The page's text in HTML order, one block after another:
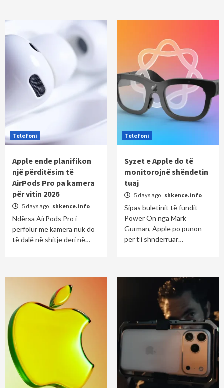
Telefoni
Apple ende planifikon
një përditësim të
AirPods Pro pa kamera
për vitin 2026
5 days ago shkence.info
Ndërsa AirPods Pro i
përfolur me kamera nuk do
të dalë në shitje deri në…
Telefoni
Syzet e Apple do të
monitorojnë shëndetin
tuaj
5 days ago shkence.info
Sipas buletinit të fundit
Power On nga Mark
Gurman, Apple po punon
për t’i shndërruar…